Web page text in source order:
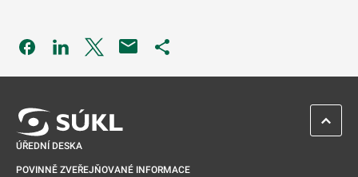
Odkaz se otevře na nové kartě
Odkaz se otevře na nové kartě
Odkaz se otevře na nové kartě
ÚŘEDNÍ DESKA
POVINNĚ ZVEŘEJŇOVANÉ INFORMACE
ZPĚT